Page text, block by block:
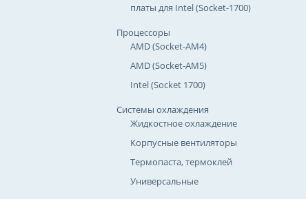
платы для Intel (Socket-1700)
Процессоры
AMD (Socket-AM4)
AMD (Socket-AM5)
Intel (Socket 1700)
Системы охлаждения
Жидкостное охлаждение
Корпусные вентиляторы
Термопаста, термоклей
Универсальные